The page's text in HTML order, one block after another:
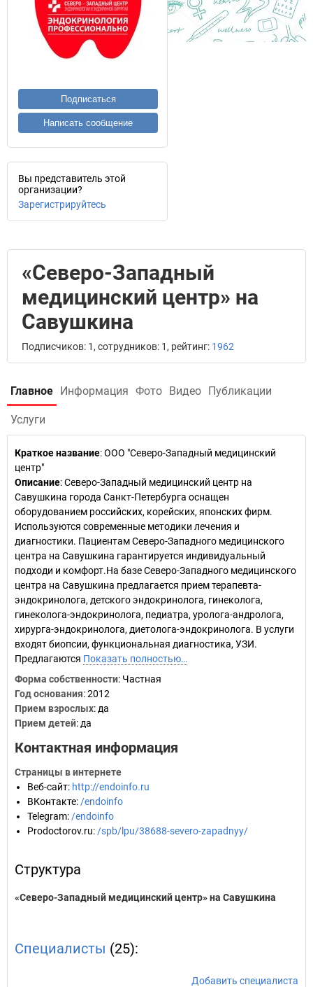
Подписаться
Написать сообщение
Вы представитель этой
организации?
Зарегистрируйтесь
«Северо-Западный
медицинский центр» на
Савушкина
Подписчиков: 1, сотрудников: 1, рейтинг: 1962
Главное Информация Фото Видео Публикации
Услуги
Краткое название:ООО "Северо-Западный медицинский
центр"
Описание: Северо-Западный медицинский центр на
Савушкина города Санкт-Петербурга оснащен
оборудованием российских, корейских, японских фирм.
Используются современные методики лечения и
диагностики. Пациентам Северо-Западного медицинского
центра на Савушкина гарантируется индивидуальный
подходи и комфорт.На базе Северо-Западного медицинского
центра на Савушкина предлагается прием терапевта-
эндокринолога, детского эндокринолога, гинеколога,
гинеколога-эндокринолога, педиатра, уролога-андролога,
хирурга-эндокринолога, диетолога-эндокринолога. В услуги
входят биопсии, функциональная диагностика, УЗИ.
Предлагаются Показать полностью…
Форма собственности: Частная
Год основания:2012
Прием взрослых: да
Прием детей: да
Контактная информация
Страницы в интернете
Веб-сайт: http://endoinfo.ru
ВКонтакте: /endoinfo
Telegram: /endoinfo
Prodoctorov.ru: /spb/lpu/38688-severo-zapadnyy/
Структура
«Северо-Западный медицинский центр» на Савушкина
Специалисты (25):
Добавить специалиста